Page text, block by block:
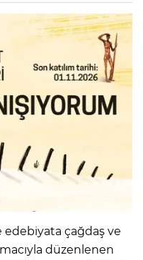
edebiyata çağdaş ve
düzenlenen